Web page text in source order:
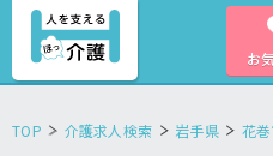
お
TOP 介護求人検索 岩手県 花